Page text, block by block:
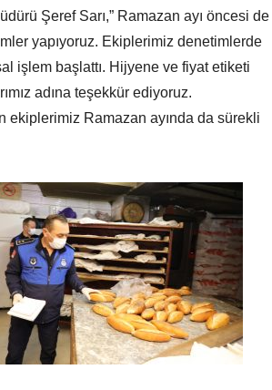
Şeref Sarı,” Ramazan ayı öncesi de
yapıyoruz. Ekiplerimiz denetimlerde
işlem başlattı. Hijyene ve fiyat etiketi
adına teşekkür ediyoruz.
ekiplerimiz Ramazan ayında da sürekli